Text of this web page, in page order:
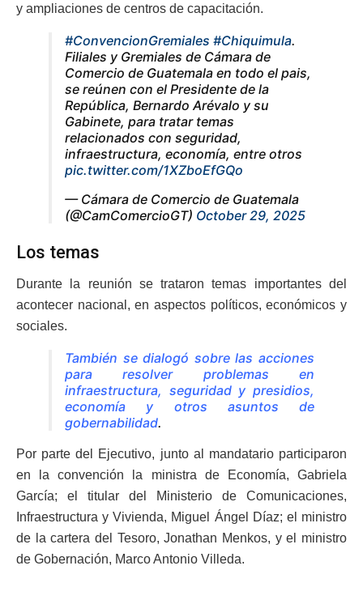
y ampliaciones de centros de capacitación.
#ConvencionGremiales #Chiquimula.
Filiales y Gremiales de Cámara de
Comercio de Guatemala en todo el pais,
se reúnen con el Presidente de la
República, Bernardo Arévalo y su
Gabinete, para tratar temas
relacionados con seguridad,
infraestructura, economía, entre otros
pic.twitter.com/1XZboEfGQo
— Cámara de Comercio de Guatemala
(@CamComercioGT) October 29, 2025
Los temas
Durante la reunión se trataron temas importantes del
acontecer nacional, en aspectos políticos, económicos y
sociales.
También se dialogó sobre las acciones
para resolver problemas en
infraestructura, seguridad y presidios,
economía y otros asuntos de
gobernabilidad.
Por parte del Ejecutivo, junto al mandatario participaron
en la convención la ministra de Economía, Gabriela
García; el titular del Ministerio de Comunicaciones,
Infraestructura y Vivienda, Miguel Ángel Díaz; el ministro
de la cartera del Tesoro, Jonathan Menkos, y el ministro
de Gobernación, Marco Antonio Villeda.